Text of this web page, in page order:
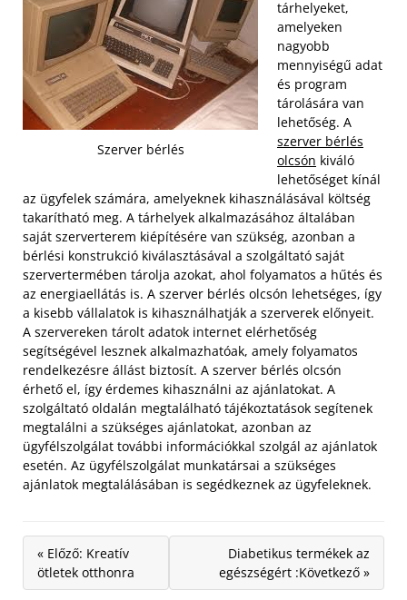
Szerver bérlés
tárhelyeket,
amelyeken
nagyobb
mennyiségű adat
és program
tárolására van
lehetőség. A
szerver bérlés
olcsón kiváló
lehetőséget kínál
az ügyfelek számára, amelyeknek kihasználásával költség
takarítható meg. A tárhelyek alkalmazásához általában
saját szerverterem kiépítésére van szükség, azonban a
bérlési konstrukció kiválasztásával a szolgáltató saját
szervertermében tárolja azokat, ahol folyamatos a hűtés és
az energiaellátás is. A szerver bérlés olcsón lehetséges, így
a kisebb vállalatok is kihasználhatják a szerverek előnyeit.
A szervereken tárolt adatok internet elérhetőség
segítségével lesznek alkalmazhatóak, amely folyamatos
rendelkezésre állást biztosít. A szerver bérlés olcsón
érhető el, így érdemes kihasználni az ajánlatokat. A
szolgáltató oldalán megtalálható tájékoztatások segítenek
megtalálni a szükséges ajánlatokat, azonban az
ügyfélszolgálat további információkkal szolgál az ajánlatok
esetén. Az ügyfélszolgálat munkatársai a szükséges
ajánlatok megtalálásában is segédkeznek az ügyfeleknek.
« Előző: Kreatív
ötletek otthonra
Diabetikus termékek az
egészségért :Következő »